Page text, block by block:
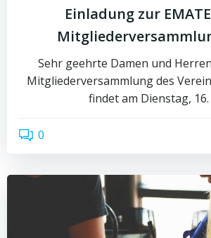
Einladung zur
Sehr geehrte Damen und
Mitgliederversammlung des
findet am Dienstag,
0